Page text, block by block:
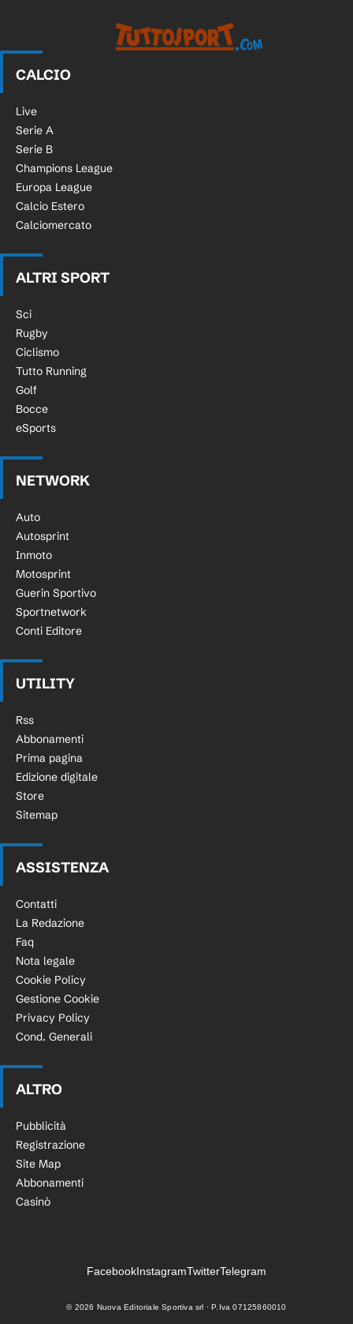
CALCIO
Live
Serie A
Serie B
Champions League
Europa League
Calcio Estero
Calciomercato
ALTRI SPORT
Sci
Rugby
Ciclismo
Tutto Running
Golf
Bocce
eSports
NETWORK
Auto
Autosprint
Inmoto
Motosprint
Guerin Sportivo
Sportnetwork
Conti Editore
UTILITY
Rss
Abbonamenti
Prima pagina
Edizione digitale
Store
Sitemap
ASSISTENZA
Contatti
La Redazione
Faq
Nota legale
Cookie Policy
Gestione Cookie
Privacy Policy
Cond. Generali
ALTRO
Pubblicità
Registrazione
Site Map
Abbonamenti
Casinò
FacebookInstagramTwitterTelegram
© 2026 Nuova Editoriale Sportiva srl · P.Iva 07125860010